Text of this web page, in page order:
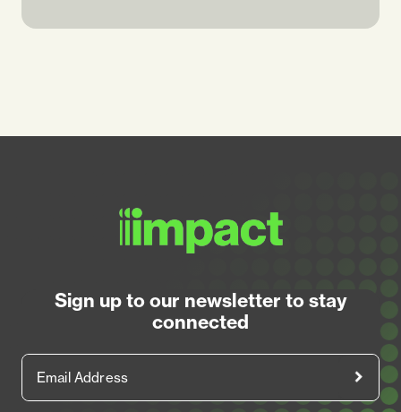
Sign up to our newsletter to stay
connected